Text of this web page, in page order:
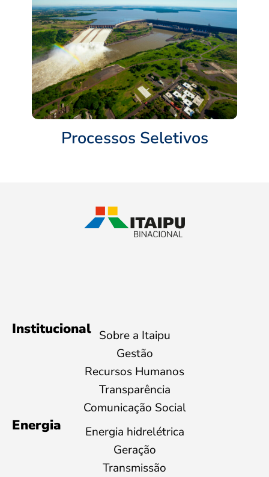
Processos Seletivos
Institucional Sobre a Itaipu
Gestão
Recursos Humanos
Transparência
Comunicação Social
Energia
Energia hidrelétrica
Geração
Transmissão